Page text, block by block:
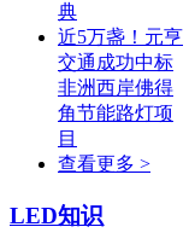
典
近5万盏！元亨
交通成功中标
非洲西岸佛得
角节能路灯项
目
查看更多 >
LED知识